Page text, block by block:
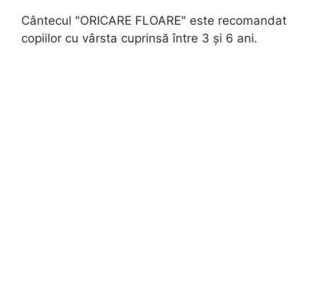
Cântecul "ORICARE FLOARE" este recomandat
copiilor cu vârsta cuprinsă între 3 și 6 ani.